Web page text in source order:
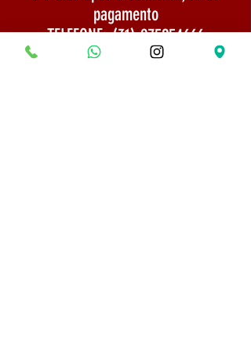
pagamento
TELEFONE:(31) 975254666
Politica de Envio